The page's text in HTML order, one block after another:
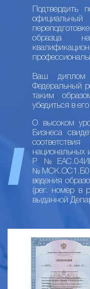
Подтвердить
образца
Ваш диплом
Федеральный
таким
убедиться в
О высоком
Бизнеса
национальных
Р
ведения
(рег. номер в
выданной